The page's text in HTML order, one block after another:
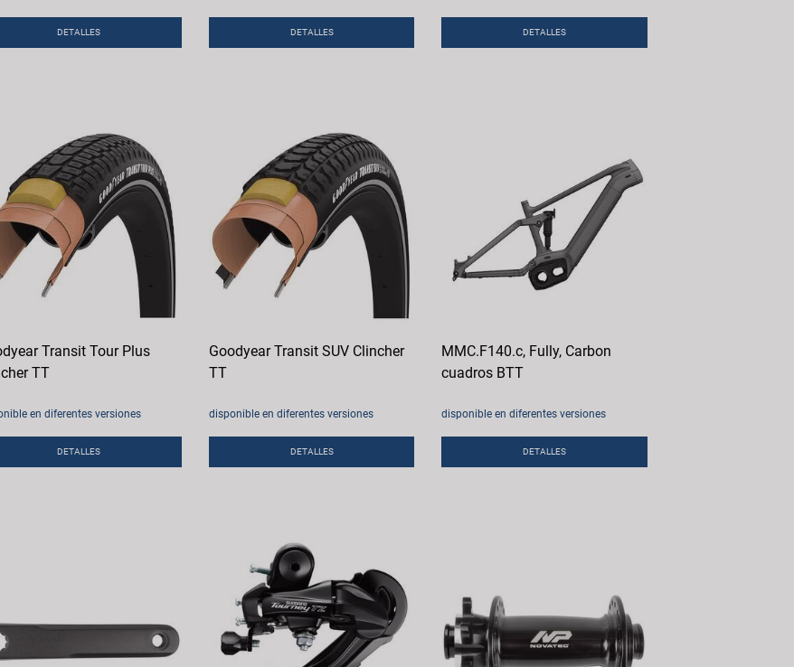
DETALLES DETALLES DETALLES
Transit Tour Plus
TT
en diferentes versiones
DETALLES
Goodyear Transit SUV Clincher
TT
disponible en diferentes versiones
DETALLES
MMC.F140.c, Fully, Carbon
cuadros BTT
disponible en diferentes versiones
DETALLES